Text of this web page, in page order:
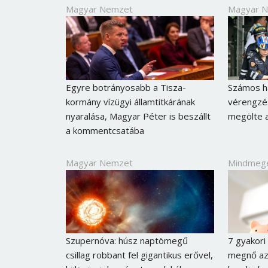
Magyar Nemzet
Egyre botrányosabb a Tisza-
kormány vízügyi államtitkárának
nyaralása, Magyar Péter is beszállt
a kommentcsatába
Magyar
Számos
megölte
Magyar Nemzet
Szupernóva: húsz naptömegű
csillag robbant fel gigantikus erővel,
7
megnő